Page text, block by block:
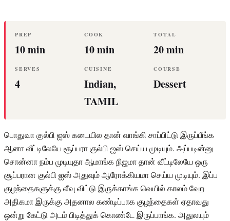
PREP
10 min
COOK
10 min
TOTAL
20 min
SERVES
4
CUISINE
Indian,
TAMIL
COURSE
Dessert
பொதுவா குல்பி ஐஸ் கடையில தான் வாங்கி சாப்பிட்டு இருப்பீங்க
ஆனா வீட்டிலேயே சூப்பரா குல்பி ஐஸ் செய்ய முடியும். அப்படின்னு
சொன்னா நம்ப முடியுதா ஆமாங்க நிஜமா தான் வீட்டிலேயே ஒரு
சூப்பரான குல்பி ஐஸ் அதுவும் ஆரோக்கியமா செய்ய முடியும். இப்ப
குழந்தைகளுக்கு லீவு விட்டு இருக்காங்க வெயில் காலம் வேற
அதிகமா இருக்கு அதனால கண்டிப்பாக குழந்தைகள் ஏதாவது
ஒன்று கேட்டு அடம் பிடித்துக் கொண்டே இருப்பாங்க. அதுலயும்